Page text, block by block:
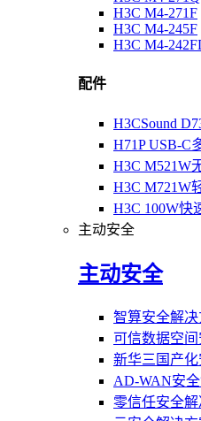
H3C M4-271F
H3C M4-245F
H3C M4-
配件
H3CSound
H71P USB-C
H3C M521W
H3C M721W
H3C 100W快
主动安全
主动安全
智算安全解
可信数据空
新华三国产
AD-WAN安
零信任安全